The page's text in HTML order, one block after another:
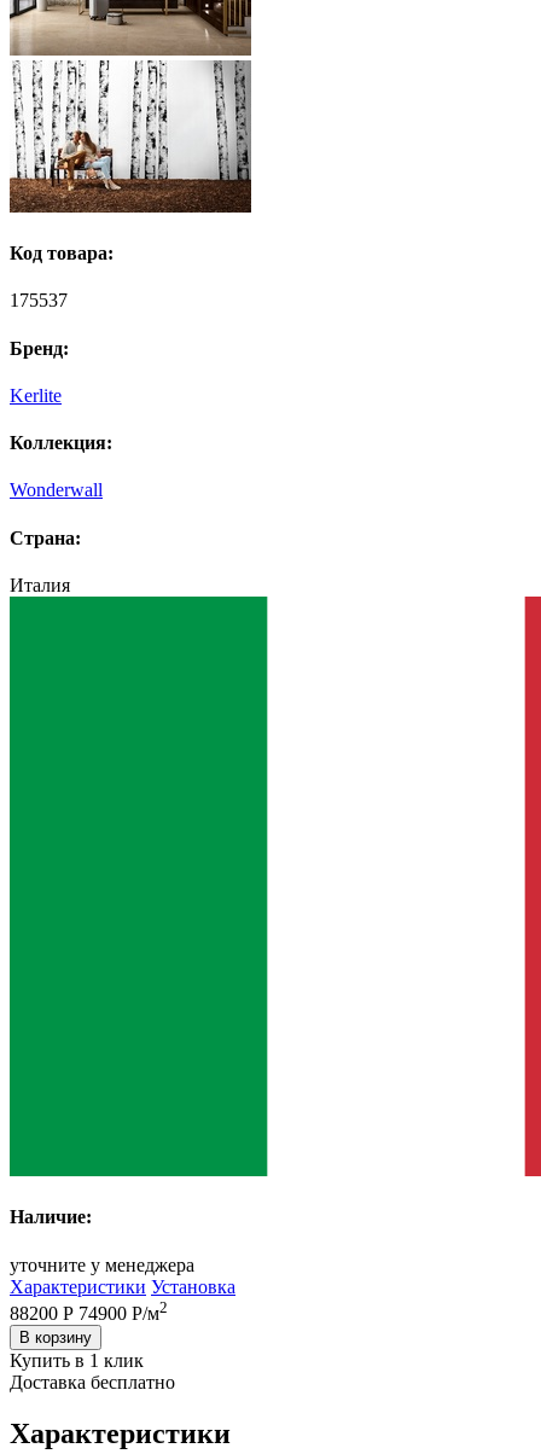
Код товара:
175537
Бренд:
Kerlite
Коллекция:
Wonderwall
Страна:
Италия
Наличие:
уточните у менеджера
Характеристики Установка
88200 Р 74900 Р/м2
В корзину
Купить в 1 клик
Доставка бесплатно
Характеристики